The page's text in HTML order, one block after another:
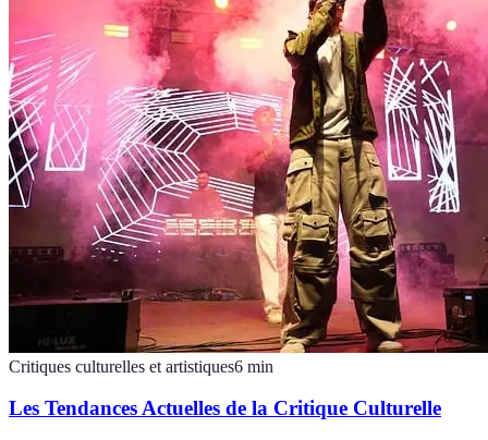
Critiques culturelles et artistiques6 min
Les Tendances Actuelles de la Critique Culturelle